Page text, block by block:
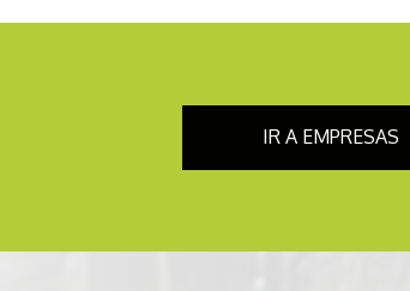
IR A EMPRESAS